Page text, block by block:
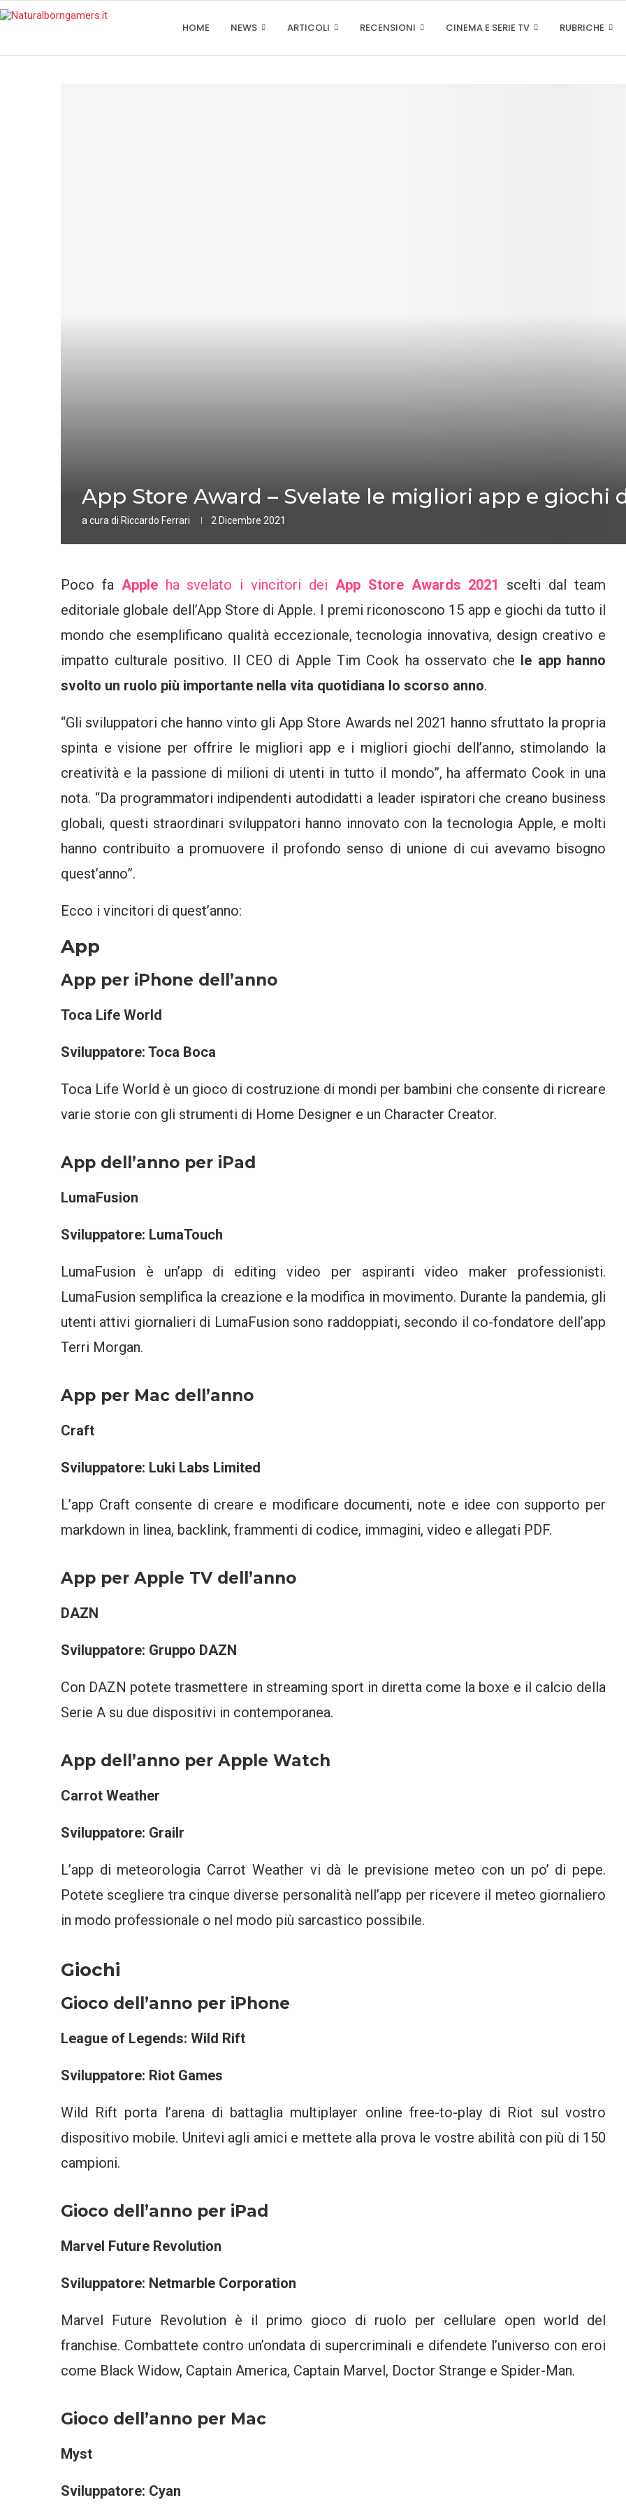
HOME NEWS ARTICOLI RECENSIONI CINEMA E SERIE TV RUBRICHE
App Store Award – Svelate le migliori app e giochi
a cura di Riccardo Ferrari 2 Dicembre 2021
Poco fa Appleha svelato i vincitori dei App Store Awards 2021
scelti dal team
editoriale globale dell’App Store di Apple. I premi riconoscono 15 app e giochi da tutto il
mondo che esemplificano qualità eccezionale, tecnologia innovativa, design creativo e
impatto culturale positivo. Il CEO di Apple Tim Cook ha osservato che le app hanno
svolto un ruolo più importante nella vita quotidiana lo scorso anno.
“Gli sviluppatori che hanno vinto gli App Store Awards nel 2021 hanno sfruttato la propria
spinta e visione per offrire le migliori app e i migliori giochi dell’anno, stimolando la
creatività e la passione di milioni di utenti in tutto il mondo”, ha affermato Cook in una
nota. “Da programmatori indipendenti autodidatti a leader ispiratori che creano business
globali, questi straordinari sviluppatori hanno innovato con la tecnologia Apple, e molti
hanno contribuito a promuovere il profondo senso di unione di cui avevamo bisogno
quest’anno”.
Ecco i vincitori di quest’anno:
App
App per iPhone dell’anno
Toca Life World
Sviluppatore: Toca Boca
Toca Life World è un gioco di costruzione di mondi per bambini che consente di ricreare
varie storie con gli strumenti di Home Designer e un Character Creator.
App dell’anno per iPad
LumaFusion
Sviluppatore: LumaTouch
LumaFusion è un’app di editing video per aspiranti video maker professionisti.
LumaFusion semplifica la creazione e la modifica in movimento. Durante la pandemia, gli
utenti attivi giornalieri di LumaFusion sono raddoppiati, secondo il co-fondatore dell’app
Terri Morgan.
App per Mac dell’anno
Craft
Sviluppatore: Luki Labs Limited
L’app Craft consente di creare e modificare documenti, note e idee con supporto per
markdown in linea, backlink, frammenti di codice, immagini, video e allegati PDF.
App per Apple TV dell’anno
DAZN
Sviluppatore: Gruppo DAZN
Con DAZN potete trasmettere in streaming sport in diretta come la boxe e il calcio della
Serie A su due dispositivi in contemporanea.
App dell’anno per Apple Watch
Carrot Weather
Sviluppatore: Grailr
L’app di meteorologia Carrot Weather vi dà le previsione meteo con un po’ di pepe.
Potete scegliere tra cinque diverse personalità nell’app per ricevere il meteo giornaliero
in modo professionale o nel modo più sarcastico possibile.
Giochi
Gioco dell’anno per iPhone
League of Legends: Wild Rift
Sviluppatore: Riot Games
Wild Rift porta l’arena di battaglia multiplayer online free-to-play di Riot sul vostro
dispositivo mobile. Unitevi agli amici e mettete alla prova le vostre abilità con più di 150
campioni.
Gioco dell’anno per iPad
Marvel Future Revolution
Sviluppatore: Netmarble Corporation
Marvel Future Revolution è il primo gioco di ruolo per cellulare open world del
franchise. Combattete contro un’ondata di supercriminali e difendete l’universo con eroi
come Black Widow, Captain America, Captain Marvel, Doctor Strange e Spider-Man.
Gioco dell’anno per Mac
Myst
Sviluppatore: Cyan